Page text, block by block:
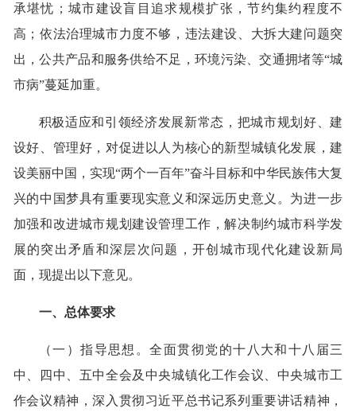
承堪忧；城市建设盲目追求规模扩张，节约集约程度不
高；依法治理城市力度不够，违法建设、大拆大建问题突
出，公共产品和服务供给不足，环境污染、交通拥堵等“城
市病”蔓延加重。
积极适应和引领经济发展新常态，把城市规划好、建
设好、管理好，对促进以人为核心的新型城镇化发展，建
设美丽中国，实现“两个一百年”奋斗目标和中华民族伟大复
兴的中国梦具有重要现实意义和深远历史意义。为进一步
加强和改进城市规划建设管理工作，解决制约城市科学发
展的突出矛盾和深层次问题，开创城市现代化建设新局
面，现提出以下意见。
一、总体要求
（一）指导思想。全面贯彻党的十八大和十八届三
中、四中、五中全会及中央城镇化工作会议、中央城市工
作会议精神，深入贯彻习近平总书记系列重要讲话精神，